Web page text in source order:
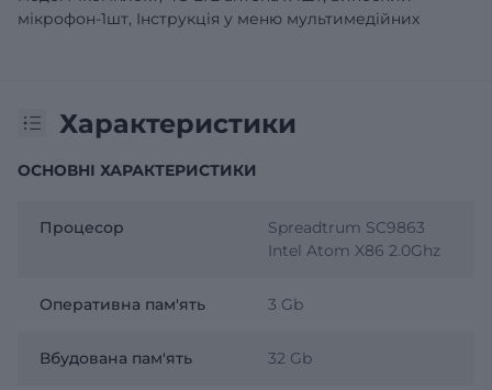
мікрофон-1шт, Інструкція у меню мультимедійних
Характеристики
ОСНОВНІ ХАРАКТЕРИСТИКИ
Процесор
Spreadtrum SC9863
Intel Atom X86 2.0Ghz
Оперативна пам'ять 3 Gb
Вбудована пам'ять 32 Gb